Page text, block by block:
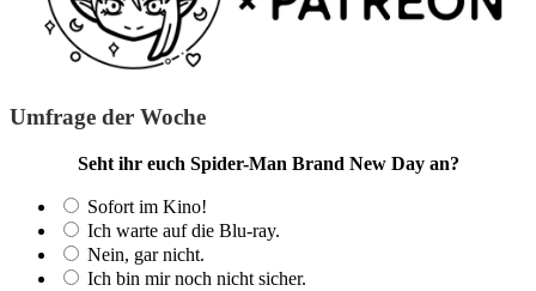
Umfrage der Woche
Seht ihr euch Spider-Man Brand New Day an?
Sofort im Kino!
Ich warte auf die Blu-ray.
Nein, gar nicht.
Ich bin mir noch nicht sicher.